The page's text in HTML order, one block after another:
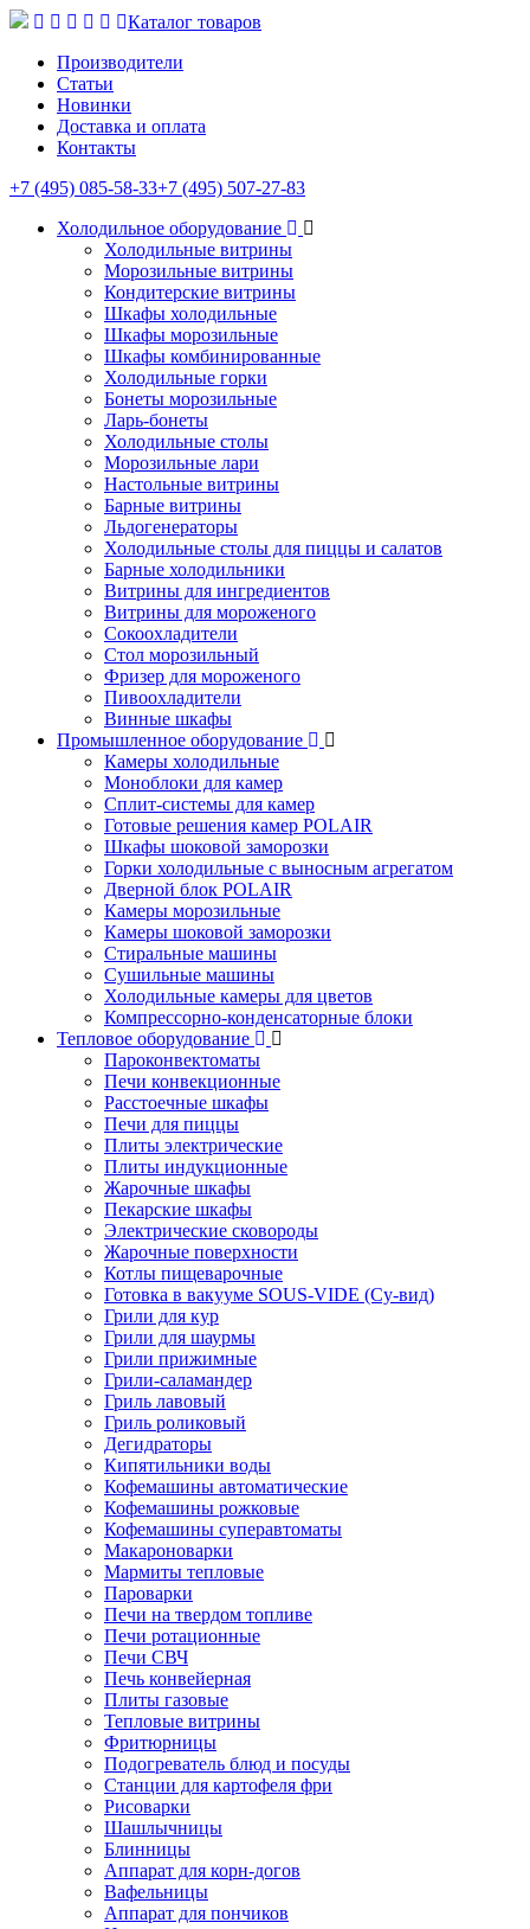
Каталог товаров
Производители
Статьи
Новинки
Доставка и оплата
Контакты
+7 (495) 085-58-33+7 (495) 507-27-83
Холодильное оборудование
Холодильные витрины
Морозильные витрины
Кондитерские витрины
Шкафы холодильные
Шкафы морозильные
Шкафы комбинированные
Холодильные горки
Бонеты морозильные
Ларь-бонеты
Холодильные столы
Морозильные лари
Настольные витрины
Барные витрины
Льдогенераторы
Холодильные столы для пиццы и салатов
Барные холодильники
Витрины для ингредиентов
Витрины для мороженого
Сокоохладители
Стол морозильный
Фризер для мороженого
Пивоохладители
Винные шкафы
Промышленное оборудование
Камеры холодильные
Моноблоки для камер
Сплит-системы для камер
Готовые решения камер POLAIR
Шкафы шоковой заморозки
Горки холодильные с выносным агрегатом
Дверной блок POLAIR
Камеры морозильные
Камеры шоковой заморозки
Стиральные машины
Сушильные машины
Холодильные камеры для цветов
Компрессорно-конденсаторные блоки
Тепловое оборудование
Пароконвектоматы
Печи конвекционные
Расстоечные шкафы
Печи для пиццы
Плиты электрические
Плиты индукционные
Жарочные шкафы
Пекарские шкафы
Электрические сковороды
Жарочные поверхности
Котлы пищеварочные
Готовка в вакууме SOUS-VIDE (Су-вид)
Грили для кур
Грили для шаурмы
Грили прижимные
Грили-саламандер
Гриль лавовый
Гриль роликовый
Дегидраторы
Кипятильники воды
Кофемашины автоматические
Кофемашины рожковые
Кофемашины суперавтоматы
Макароноварки
Мармиты тепловые
Пароварки
Печи на твердом топливе
Печи ротационные
Печи СВЧ
Печь конвейерная
Плиты газовые
Тепловые витрины
Фритюрницы
Подогреватель блюд и посуды
Станции для картофеля фри
Рисоварки
Шашлычницы
Блинницы
Аппарат для корн-догов
Вафельницы
Аппарат для пончиков